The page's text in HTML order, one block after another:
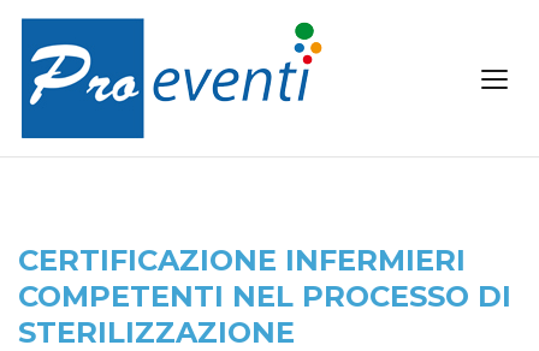
CERTIFICAZIONE INFERMIERI
COMPETENTI NEL PROCESSO DI
STERILIZZAZIONE